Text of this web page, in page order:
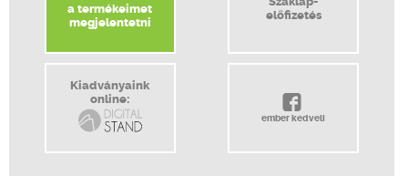
a termékeimet
megjelentetni
előfizetés
Kiadványaink
online:
ember kedveli